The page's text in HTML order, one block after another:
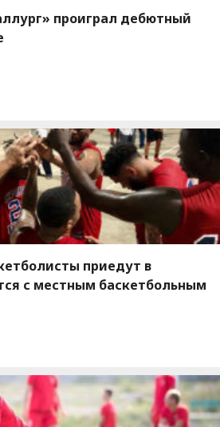
проиграл дебютный
приедут в
с местным баскетбольным